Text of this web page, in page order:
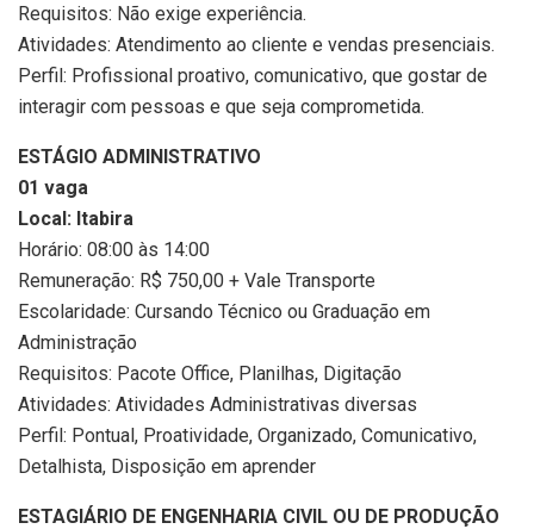
Requisitos: Não exige experiência.
Atividades: Atendimento ao cliente e vendas presenciais.
Perfil: Profissional proativo, comunicativo, que gostar de
interagir com pessoas e que seja comprometida.
ESTÁGIO ADMINISTRATIVO
01 vaga
Local: Itabira
Horário: 08:00 às 14:00
Remuneração: R$ 750,00 + Vale Transporte
Escolaridade: Cursando Técnico ou Graduação em
Administração
Requisitos: Pacote Office, Planilhas, Digitação
Atividades: Atividades Administrativas diversas
Perfil: Pontual, Proatividade, Organizado, Comunicativo,
Detalhista, Disposição em aprender
ESTAGIÁRIO DE ENGENHARIA CIVIL OU DE PRODUÇÃO